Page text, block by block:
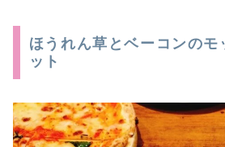
ほうれん草とベーコンのモ
ット